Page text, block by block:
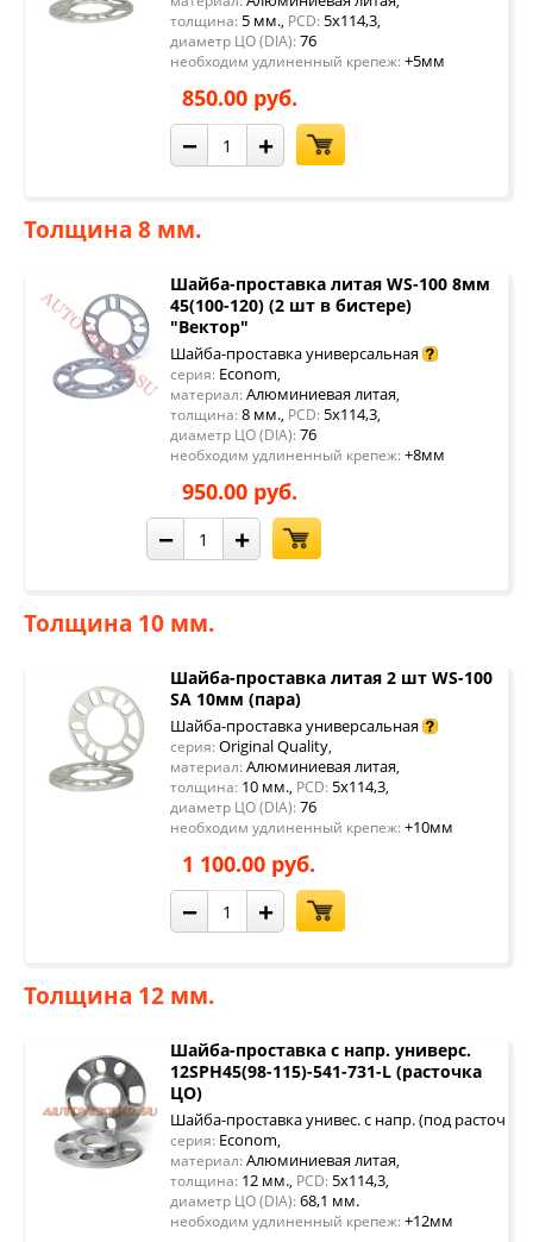
толщина: 5 мм., PCD: 5x114,3,
диаметр ЦО (DIA): 76
необходим удлиненный крепеж: +5мм
850.00 руб.
− +
Толщина 8 мм.
Шайба-проставка литая WS-100 8мм
45(100-120) (2 шт в бистере)
"Вектор"
Шайба-проставка универсальная
серия: Econom,
материал: Алюминиевая литая,
толщина: 8 мм., PCD: 5x114,3,
диаметр ЦО (DIA): 76
необходим удлиненный крепеж: +8мм
950.00 руб.
− +
Толщина 10 мм.
Шайба-проставка литая 2 шт WS-100
SA 10мм (пара)
Шайба-проставка универсальная
серия: Original Quality,
материал: Алюминиевая литая,
толщина: 10 мм., PCD: 5x114,3,
диаметр ЦО (DIA): 76
необходим удлиненный крепеж: +10мм
1 100.00 руб.
− +
Толщина 12 мм.
Шайба-проставка с напр. универс.
12SPH45(98-115)-541-731-L (расточка
ЦО)
Шайба-проставка унивес. с напр. (под расточку
серия: Econom,
материал: Алюминиевая литая,
толщина: 12 мм., PCD: 5x114,3,
диаметр ЦО (DIA): 68,1 мм.
необходим удлиненный крепеж: +12мм